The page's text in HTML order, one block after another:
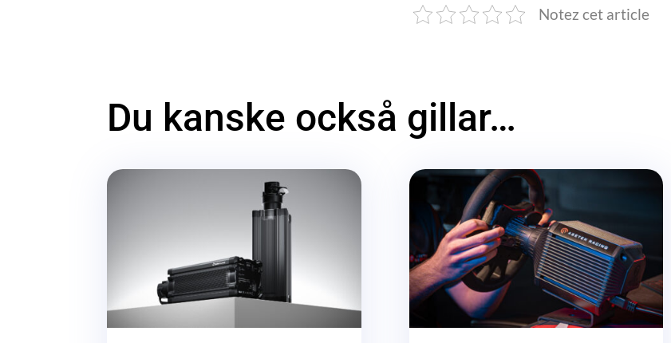
Notez cet article
Du kanske också gillar…